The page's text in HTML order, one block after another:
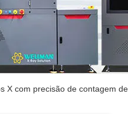
X com precisão de contagem